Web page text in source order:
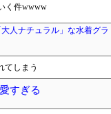
く件wwww
人ナチュラル」な水着グラ
てしまう
すぎる